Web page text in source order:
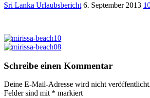
Sri Lanka Urlaubsbericht 6. September 2013
Schreibe einen Kommentar
Deine E-Mail-Adresse wird nicht veröffentlicht.
Felder sind mit * markiert